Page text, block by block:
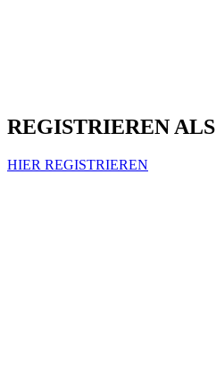
REGISTRIEREN ALS
HIER REGISTRIEREN